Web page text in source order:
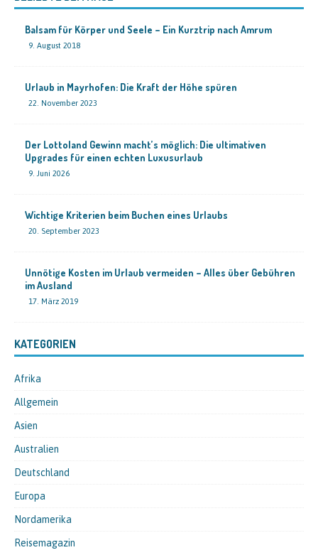
Balsam für Körper und Seele – Ein Kurztrip nach Amrum
9. August 2018
Urlaub in Mayrhofen: Die Kraft der Höhe spüren
22. November 2023
Der Lottoland Gewinn macht’s möglich: Die ultimativen
Upgrades für einen echten Luxusurlaub
9. Juni 2026
Wichtige Kriterien beim Buchen eines Urlaubs
20. September 2023
Unnötige Kosten im Urlaub vermeiden – Alles über Gebühren
im Ausland
17. März 2019
KATEGORIEN
Afrika
Allgemein
Asien
Australien
Deutschland
Europa
Nordamerika
Reisemagazin